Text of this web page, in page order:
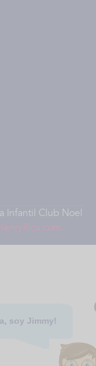
soy Jimmy!
Club Noel